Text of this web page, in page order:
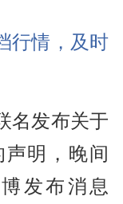
行情，及时
名发布关于
声明，晚间
发布消息